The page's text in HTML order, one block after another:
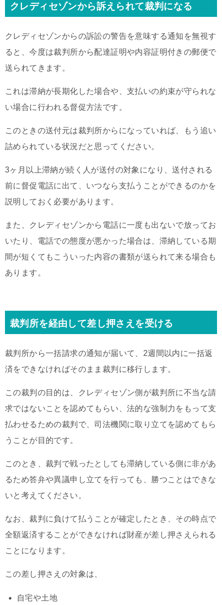
クレディセゾンから訴えられて裁判になる
クレディセゾンからの訴訟の警告を意味する通知を無視す
ると、今度は裁判所から配達証明や内容証明付きの郵便で
送られてきます。
これは滞納が長期化した場合や、支払いの約束が守られな
い場合に行われる督促方法です。
このときの送付元は裁判所からになっていれば、もう追い
詰められている状況だと思ってください。
3ヶ月以上滞納が続く人が送付の対象になり、送付される
前に督促電話に出て、いつなら支払うことができるのかを
説明しておく必要があります。
また、クレディセゾンから電話に一度も出ないで放ってお
いたり、電話での態度が悪かった場合は、滞納している期
間が短くてもこういった内容の書類が送られて来る場合も
あります。
裁判所を経由して差し押さえを受ける
裁判所から一括請求の通知が届いて、2週間以内に一括返
済をできなければそのまま裁判に移行します。
この裁判の目的は、クレディセゾン側が裁判所に不当な請
求ではないことを認めてもらい、法的な強制力をもって支
払わせるための裁判で、司法機関に取り立てを認めてもら
うことが目的です。
このとき、裁判で戦ったとしても滞納している側に非があ
るため答弁や異議申し立てを行っても、勝つことはできな
いと考えてください。
なお、裁判に負けて払うことが確定したとき、その時点で
全額返済することができなければ財産が差し押さえられる
ことになります。
この差し押さえの対象は、
自宅や土地